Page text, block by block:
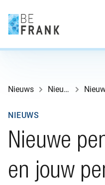
Nieuws Nieuws
Nieuwe
en jouw
NIEUWS